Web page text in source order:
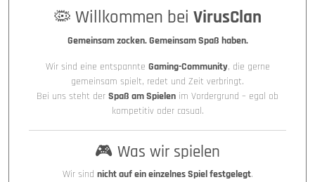
🦠 Willkommen bei VirusClan
Gemeinsam zocken. Gemeinsam Spaß haben.
Wir sind eine entspannte Gaming-Community, die gerne
gemeinsam spielt, redet und Zeit verbringt.
Bei uns steht der Spaß am Spielen im Vordergrund – egal ob
kompetitiv oder casual.
🎮 Was wir spielen
Wir sind nicht auf ein einzelnes Spiel festgelegt.